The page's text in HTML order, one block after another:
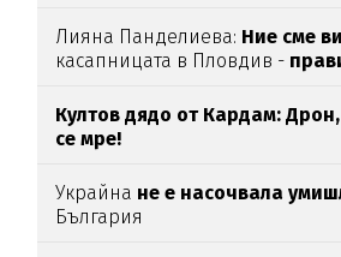
Лияна Панделиева: Ние сме
касапницата в Пловдив -
Култов дядо от Кардам:
се мре!
Украйна не е насочвала
България